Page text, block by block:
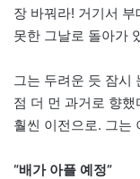
장 바꿔라! 거기서 부
못한 그날로 돌아가
그는 두려운 듯 잠시
점 더 먼 과거로 향
훨씬 이전으로. 그는
“배가 아플 예정”